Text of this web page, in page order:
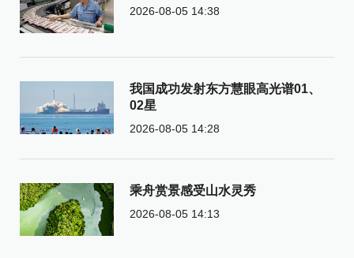
2026-08-05 14:38
我国成功发射东方慧眼高光谱01、
02星
2026-08-05 14:28
乘舟赏景感受山水灵秀
2026-08-05 14:13